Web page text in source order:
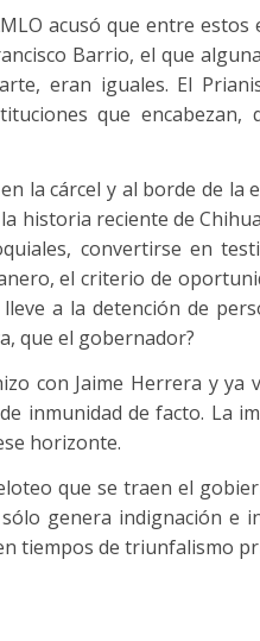
acusó que entre
Barrio, el que
eran iguales. El
que
la cárcel y al borde de
historia reciente de
convertirse en
el criterio de
a la detención de
que el gobernador?
con Jaime Herrera y ya
inmunidad de facto. La
horizonte.
que se traen el
genera indignación e
tiempos de triunfalismo